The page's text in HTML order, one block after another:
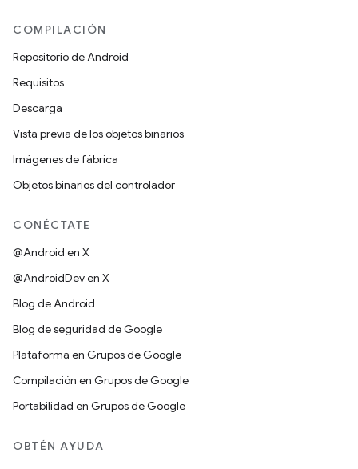
COMPILACIÓN
Repositorio de Android
Requisitos
Descarga
Vista previa de los objetos binarios
Imágenes de fábrica
Objetos binarios del controlador
CONÉCTATE
@Android en X
@AndroidDev en X
Blog de Android
Blog de seguridad de Google
Plataforma en Grupos de Google
Compilación en Grupos de Google
Portabilidad en Grupos de Google
OBTÉN AYUDA